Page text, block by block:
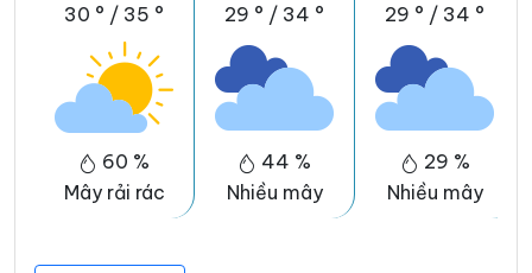
30 ° / 35 °
60 %
Mây rải rác
29 ° / 34 °
44 %
Nhiều mây
29 ° / 34 °
29 %
Nhiều mây